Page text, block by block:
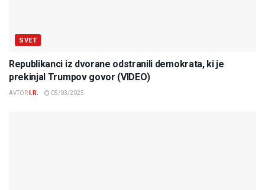
SVET
Republikanci iz dvorane odstranili demokrata, ki je
prekinjal Trumpov govor (VIDEO)
AVTOR I.R. 05/03/2025